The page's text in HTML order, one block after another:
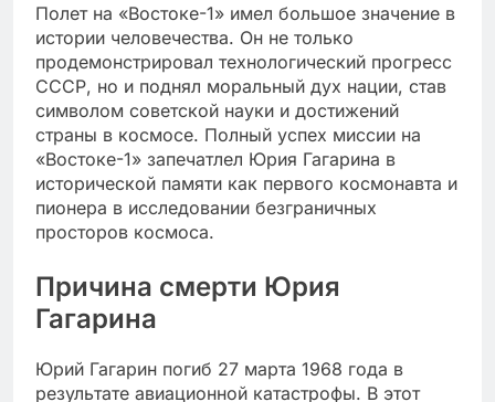
Полет на «Востоке-1» имел большое значение в
истории человечества. Он не только
продемонстрировал технологический прогресс
СССР, но и поднял моральный дух нации, став
символом советской науки и достижений
страны в космосе. Полный успех миссии на
«Востоке-1» запечатлел Юрия Гагарина в
исторической памяти как первого космонавта и
пионера в исследовании безграничных
просторов космоса.
Причина смерти Юрия
Гагарина
Юрий Гагарин погиб 27 марта 1968 года в
результате авиационной катастрофы. В этот